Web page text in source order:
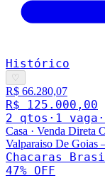
Histórico
♡
R$ 66.280,07
R$ 125.000,00
2 qtos · 1 vaga ·
Casa · Venda Direta
Valparaiso De Goias
Chacaras
47% OFF